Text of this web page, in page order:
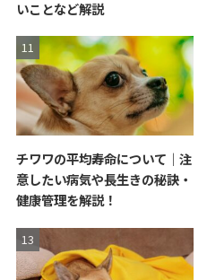
いことなど解説
チワワの平均寿命について｜注
意したい病気や長生きの秘訣・
健康管理を解説！